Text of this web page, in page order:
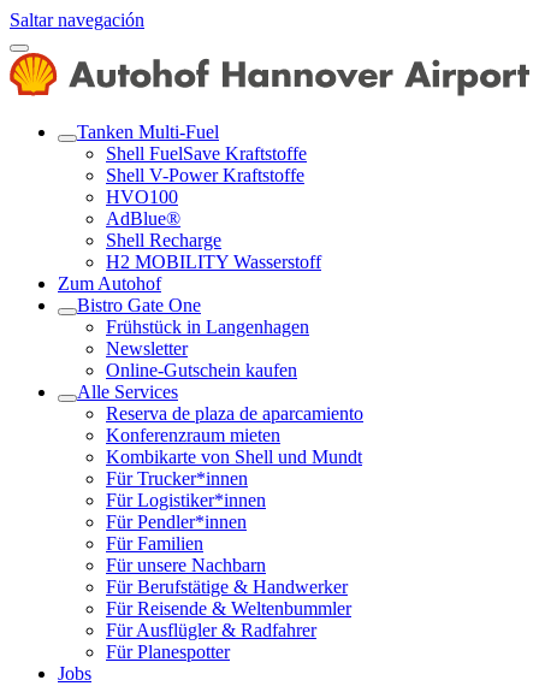
Saltar navegación
Tanken Multi-Fuel
Shell FuelSave Kraftstoffe
Shell V-Power Kraftstoffe
HVO100
AdBlue®
Shell Recharge
H2 MOBILITY Wasserstoff
Zum Autohof
Bistro Gate One
Frühstück in Langenhagen
Newsletter
Online-Gutschein kaufen
Alle Services
Reserva de plaza de aparcamiento
Konferenzraum mieten
Kombikarte von Shell und Mundt
Für Trucker*innen
Für Logistiker*innen
Für Pendler*innen
Für Familien
Für unsere Nachbarn
Für Berufstätige & Handwerker
Für Reisende & Weltenbummler
Für Ausflügler & Radfahrer
Für Planespotter
Jobs